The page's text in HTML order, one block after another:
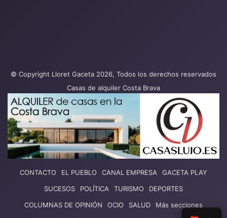
© Copyright Lloret Gaceta 2026, Todos los derechos reservados
Casas de alquiler Costa Brava
CONTACTO EL PUEBLO CANAL EMPRESA
GACETA PLAY
SUCESOS
POLÍTICA TURISMO
DEPORTES
COLUMNAS DE OPINIÓN
OCIO SALUD Más secciones